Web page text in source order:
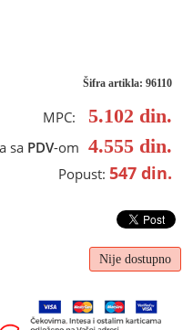
Šifra artikla: 96110
MPC: 5.102 din.
sa PDV-om 4.555 din.
Popust: 547 din.
Nije dostupno